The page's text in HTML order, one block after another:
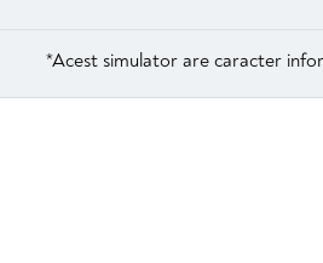
*Acest simulator are caracter